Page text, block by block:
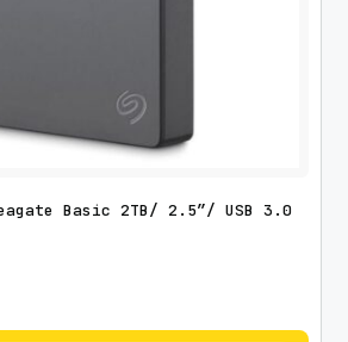
Basic 2TB/ 2.5″/ USB 3.0